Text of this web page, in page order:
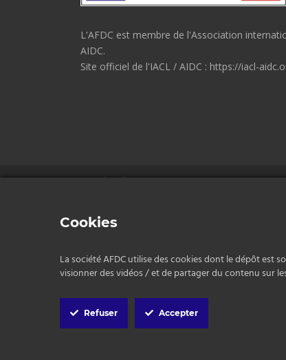
L'AFDC est membre de l'Association
AIDC.
Site officiel de l'IACL / AIDC : https://iacl-
Copyrights © 2026 AFDC.
Cookies
La société AFDC utilise des cookies dont le dépôt est
visionner des vidéos / et de partager du contenu sur
Refuser Accepter